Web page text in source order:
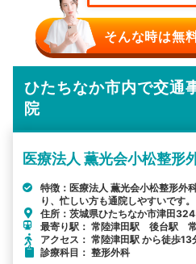
そんな時は無
ひたちなか市内で交通
院
医療法人 薫光会小松整形
特徴：医療法人 薫光会小松整形外
り、忙しい方も通院しやすいです。
住所：茨城県ひたちなか市津田
最寄り駅： 常陸津田駅 後台駅
アクセス： 常陸津田駅 から徒歩13
診療科目： 整形外科